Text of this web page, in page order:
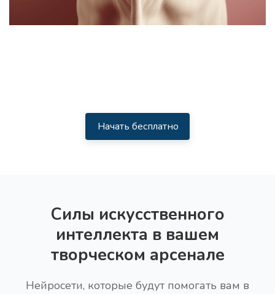
Начать бесплатно
Силы искусственного
интеллекта в вашем
творческом арсенале
Нейросети, которые будут помогать вам в